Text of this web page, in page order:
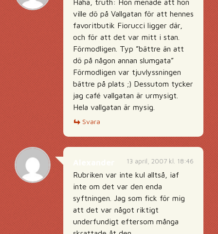
Haha, truth: Hon menade att hon
ville dö på Vallgatan för att hennes
favoritbutik Fiorucci ligger där,
och för att det var mitt i stan.
Förmodligen. Typ ”bättre än att
dö på någon annan slumgata”
Förmodligen var tjuvlyssningen
bättre på plats ;) Dessutom tycker
jag café vallgatan är urmysigt.
Hela vallgatan är mysig.
Svara
13 april, 2007 kl. 18:46
Rubriken var inte kul alltså, iaf
inte om det var den enda
syftningen. Jag som fick för mig
att det var något riktigt
underfundigt eftersom många